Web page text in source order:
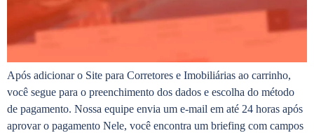
Após adicionar o Site para Corretores e Imobiliárias ao carrinho,
você segue para o preenchimento dos dados e escolha do método
de pagamento. Nossa equipe envia um e-mail em até 24 horas após
aprovar o pagamento Nele, você encontra um briefing com campos